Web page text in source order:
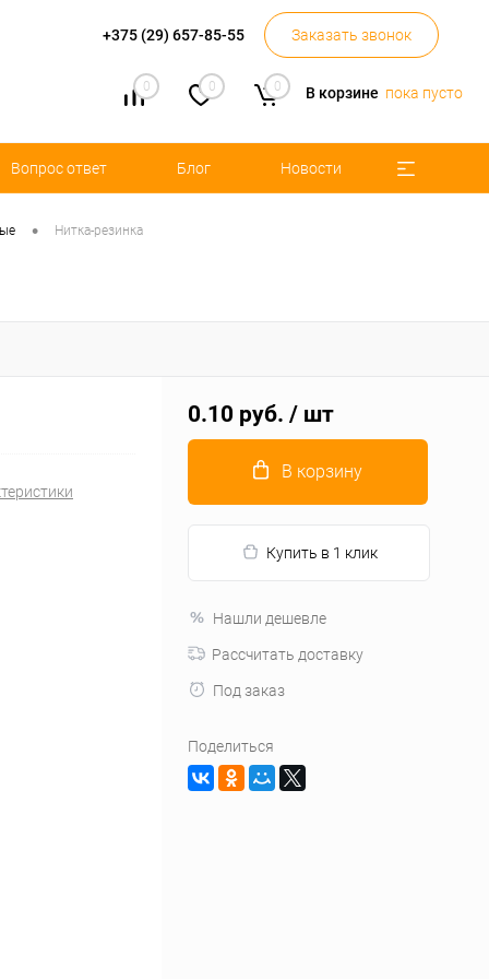
+375 (29) 657-85-55 Заказать звонок
0 0 0 В корзине пока пусто
Вопрос ответ Блог Новости
• Нитка-резинка
0.10 руб. / шт
В корзину
Купить в 1 клик
Нашли дешевле
Рассчитать доставку
Под заказ
Поделиться